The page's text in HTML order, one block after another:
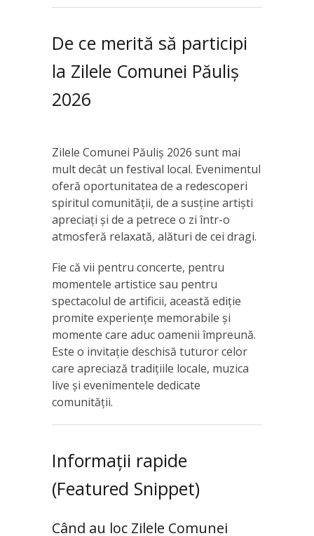
De ce merită să participi
la Zilele Comunei Păuliș
2026
Zilele Comunei Păuliș 2026 sunt mai
mult decât un festival local. Evenimentul
oferă oportunitatea de a redescoperi
spiritul comunității, de a susține artiști
apreciați și de a petrece o zi într-o
atmosferă relaxată, alături de cei dragi.
Fie că vii pentru concerte, pentru
momentele artistice sau pentru
spectacolul de artificii, această ediție
promite experiențe memorabile și
momente care aduc oamenii împreună.
Este o invitație deschisă tuturor celor
care apreciază tradițiile locale, muzica
live și evenimentele dedicate
comunității.
Informații rapide
(Featured Snippet)
Când au loc Zilele Comunei